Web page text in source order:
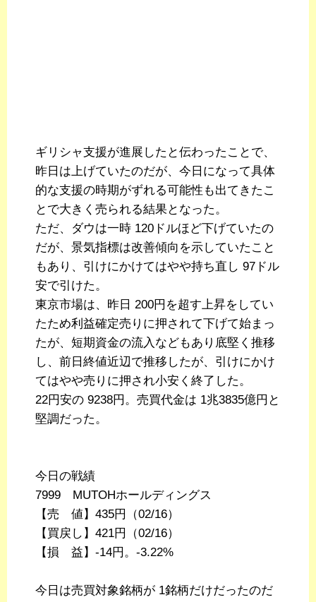
ギリシャ支援が進展したと伝わったことで、
昨日は上げていたのだが、今日になって具体
的な支援の時期がずれる可能性も出てきたこ
とで大きく売られる結果となった。
ただ、ダウは一時 120ドルほど下げていたの
だが、景気指標は改善傾向を示していたこと
もあり、引けにかけてはやや持ち直し 97ドル
安で引けた。
東京市場は、昨日 200円を超す上昇をしてい
たため利益確定売りに押されて下げて始まっ
たが、短期資金の流入などもあり底堅く推移
し、前日終値近辺で推移したが、引けにかけ
てはやや売りに押され小安く終了した。
22円安の 9238円。売買代金は 1兆3835億円と
堅調だった。
今日の戦績
7999 MUTOHホールディングス
【売 値】435円（02/16）
【買戻し】421円（02/16）
【損 益】-14円。-3.22%
今日は売買対象銘柄が 1銘柄だけだったのだ